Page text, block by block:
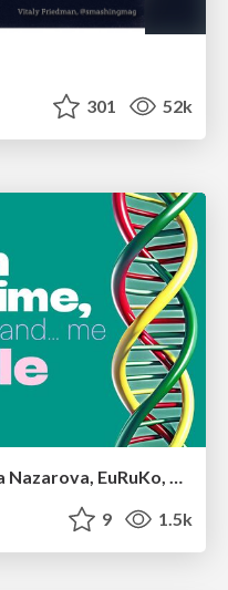
301 52k
9 1.5k